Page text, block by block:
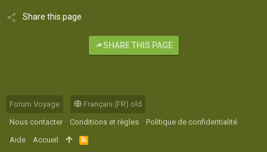
Share this page
SHARE THIS PAGE
Forum Voyage
Français (FR) old
Nous contacter
Conditions et règles
Politique de confidentialité
Aide
Accueil
R
S